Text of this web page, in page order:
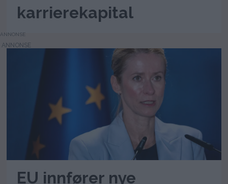
karrierekapital
ANNONSE
EU innfører nye